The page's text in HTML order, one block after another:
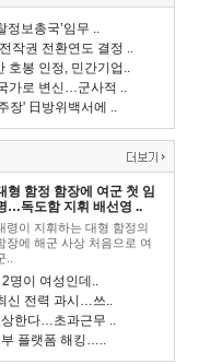
정보총국’임무 ..
작권 전환연도 결정 ..
호봉 인정, 민간기업..
가로 변신…군사적 ..
장' 日방위백서에 ..
형 함정 함장에 여군 첫 임
…독도함 지휘 배선영 ..
령이 지휘하는 대형 함정의
장에 해군 사상 처음으로 여
..
명이 여성인데..
신 전력 과시…쓰..
한다…초과근무 ..
플랫폼 해킹…..